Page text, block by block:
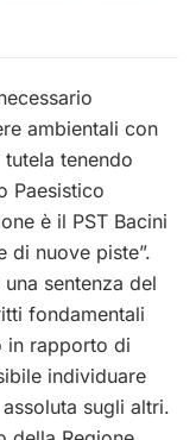
ambientali con
tenendo
Paesistico
è il PST Bacini
di nuove piste”.
sentenza del
fondamentali
in rapporto di
individuare
sugli altri.